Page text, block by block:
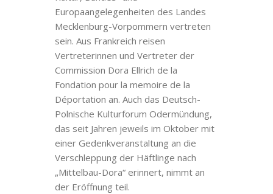
Europaangelegenheiten des Landes
Mecklenburg-Vorpommern vertreten
sein. Aus Frankreich reisen
Vertreterinnen und Vertreter der
Commission Dora Ellrich de la
Fondation pour la memoire de la
Déportation an. Auch das Deutsch-
Polnische Kulturforum Odermündung,
das seit Jahren jeweils im Oktober mit
einer Gedenkveranstaltung an die
Verschleppung der Häftlinge nach
„Mittelbau-Dora“ erinnert, nimmt an
der Eröffnung teil.